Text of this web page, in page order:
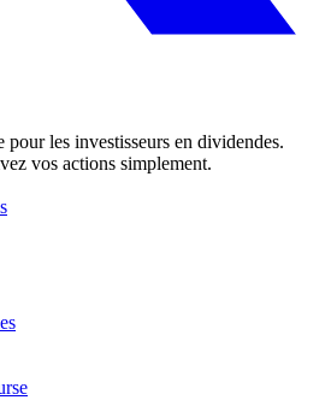
les investisseurs en dividendes.
vos actions simplement.